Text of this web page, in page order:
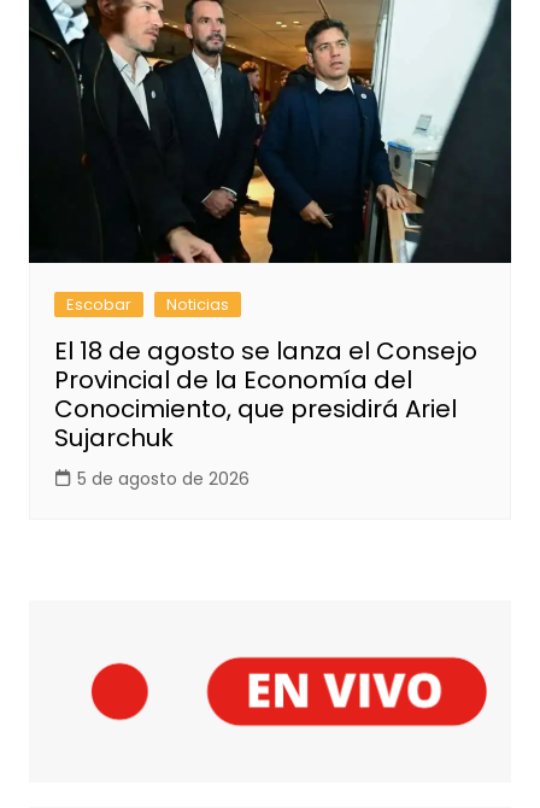
Escobar Noticias
El 18 de agosto se lanza el Consejo
Provincial de la Economía del
Conocimiento, que presidirá Ariel
Sujarchuk
5 de agosto de 2026